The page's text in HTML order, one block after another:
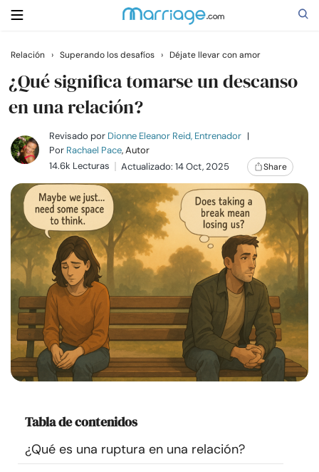
Buscar
Casarse
Relaciones
Familia
Ayuda
Cursos
Recursos
Comunidad
Encuentra un terapeuta
Idioma
Relación › Superando los desafíos › Déjate llevar con amor
¿Qué significa tomarse un descanso
en una relación?
Revisado por Dionne Eleanor Reid, Entrenador |
Por Rachael Pace, Autor
14.6k Lecturas
Actualizado: 14 Oct, 2025 Share
Tabla de contenidos
¿Qué es una ruptura en una relación?